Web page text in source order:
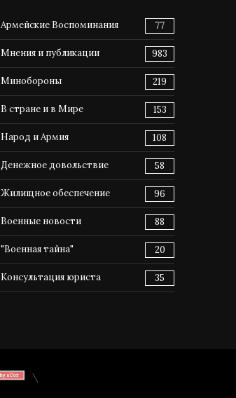
Армейские Воспоминания 77
Мнения и публикации 983
Минобороны 219
В стране и в Мире 153
Народ и Армия 108
Денежное довольствие 58
Жилищное обеспечение 96
Военные новости 88
"Военная тайна" 20
Консультация юриста 35